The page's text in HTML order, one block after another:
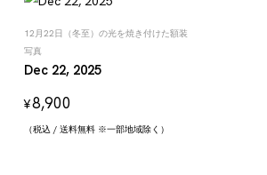
12月22日（冬至）の光を焼き付けた額装
写真
Dec 22, 2025
¥8,900
（税込 / 送料無料 ※一部地域除く）